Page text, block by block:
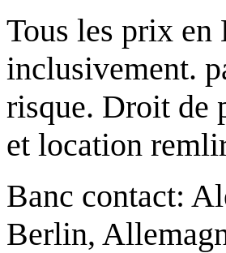
Tous les prix en
inclusivement.
risque. Droit de
et location
Banc contact:
Berlin,